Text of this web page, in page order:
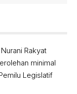
Rakyat
minimal
Legislatif